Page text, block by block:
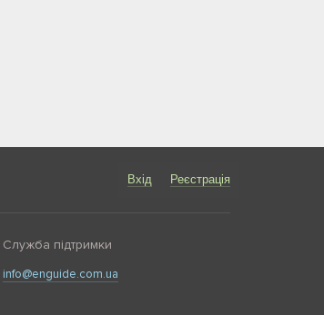
Вхід Реєстрація
Служба підтримки
info@enguide.com.ua